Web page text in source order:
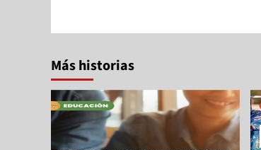
Más historias